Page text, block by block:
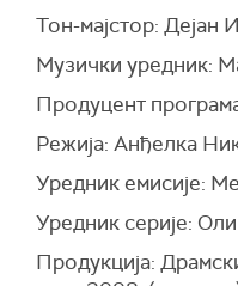
Тон-мајстор: Дејан
Музички уредник:
Продуцент
Режија: Анђелка
Уредник емисије:
Уредник серије:
Продукција: